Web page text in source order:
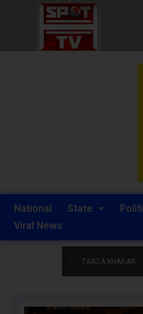
National State
Viral News
TAAZA KHABAR